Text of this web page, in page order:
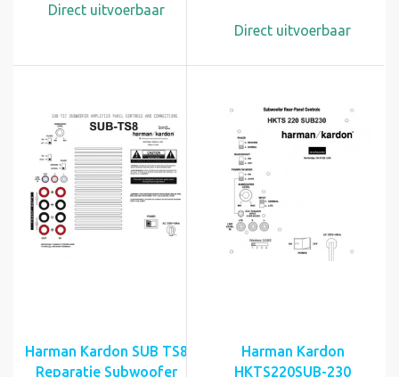
Direct uitvoerbaar
Direct uitvoerbaar
Harman Kardon SUB TS8
Reparatie Subwoofer
Harman Kardon
HKTS220SUB-230